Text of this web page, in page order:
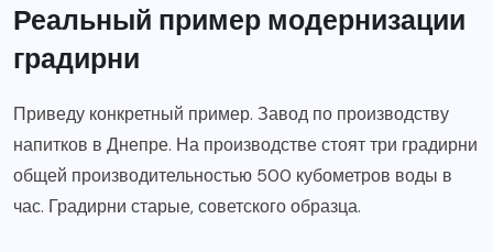
Реальный пример модернизации
градирни
Приведу конкретный пример. Завод по производству
напитков в Днепре. На производстве стоят три градирни
общей производительностью 500 кубометров воды в
час. Градирни старые, советского образца.